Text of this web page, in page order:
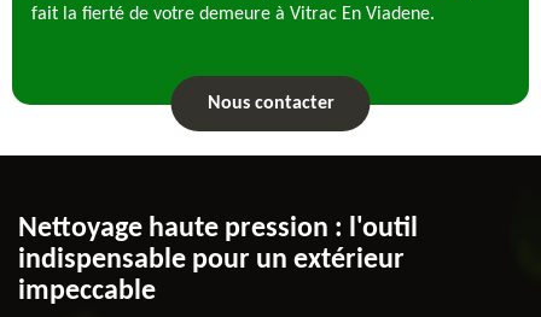
fait la fierté de votre demeure à Vitrac En Viadene.
Nous contacter
Nettoyage haute pression : l'outil
indispensable pour un extérieur
impeccable